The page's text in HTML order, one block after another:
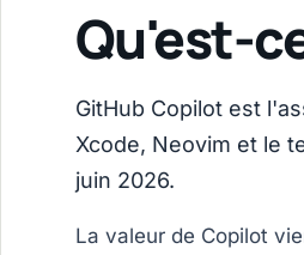
Qu'est-
GitHub Copilot est
Xcode, Neovim et le
juin 2026.
La valeur de Copilot